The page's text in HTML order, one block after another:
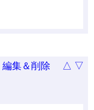
編集＆削除 △ ▽